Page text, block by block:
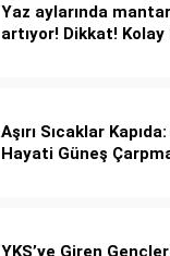
Yaz aylarında
artıyor! Dikkat! Kolay
Aşırı Sıcaklar
Hayati Güneş
YKS’ye Giren